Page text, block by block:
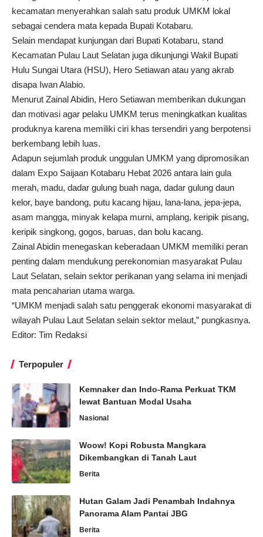
kecamatan menyerahkan salah satu produk UMKM lokal
sebagai cendera mata kepada Bupati Kotabaru.
Selain mendapat kunjungan dari Bupati Kotabaru, stand
Kecamatan Pulau Laut Selatan juga dikunjungi Wakil Bupati
Hulu Sungai Utara (HSU), Hero Setiawan atau yang akrab
disapa Iwan Alabio.
Menurut Zainal Abidin, Hero Setiawan memberikan dukungan
dan motivasi agar pelaku UMKM terus meningkatkan kualitas
produknya karena memiliki ciri khas tersendiri yang berpotensi
berkembang lebih luas.
Adapun sejumlah produk unggulan UMKM yang dipromosikan
dalam Expo Saijaan Kotabaru Hebat 2026 antara lain gula
merah, madu, dadar gulung buah naga, dadar gulung daun
kelor, baye bandong, putu kacang hijau, lana-lana, jepa-jepa,
asam mangga, minyak kelapa murni, amplang, keripik pisang,
keripik singkong, gogos, baruas, dan bolu kacang.
Zainal Abidin menegaskan keberadaan UMKM memiliki peran
penting dalam mendukung perekonomian masyarakat Pulau
Laut Selatan, selain sektor perikanan yang selama ini menjadi
mata pencaharian utama warga.
“UMKM menjadi salah satu penggerak ekonomi masyarakat di
wilayah Pulau Laut Selatan selain sektor melaut,” pungkasnya.
Editor: Tim Redaksi
Terpopuler
Kemnaker dan Indo-Rama Perkuat TKM
lewat Bantuan Modal Usaha
Nasional
Woow! Kopi Robusta Mangkara
Dikembangkan di Tanah Laut
Berita
Hutan Galam Jadi Penambah Indahnya
Panorama Alam Pantai JBG
Berita